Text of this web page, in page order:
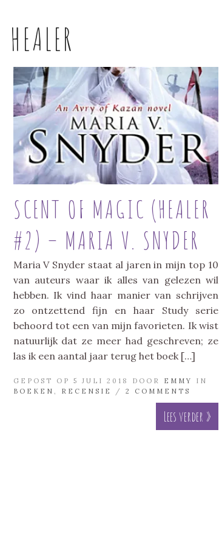
HEALER
SCENT OF MAGIC (HEALER
#2) – MARIA V. SNYDER
Maria V Snyder staat al jaren in mijn top 10
van auteurs waar ik alles van gelezen wil
hebben. Ik vind haar manier van schrijven
zo ontzettend fijn en haar Study serie
behoord tot een van mijn favorieten. Ik wist
natuurlijk dat ze meer had geschreven; ze
las ik een aantal jaar terug het boek […]
GEPOST OP 5 JULI 2018 DOOR EMMY
IN
BOEKEN , RECENSIE / 2 COMMENTS
Lees verder »